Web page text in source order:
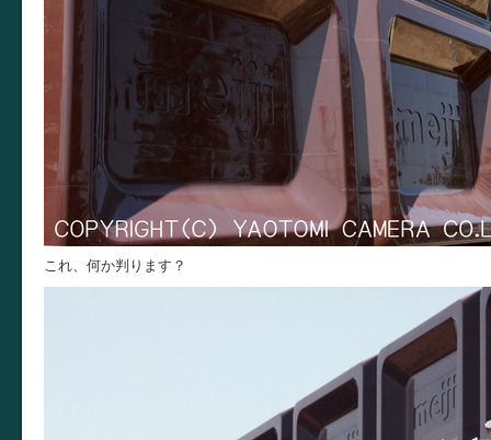
これ、何か判ります？